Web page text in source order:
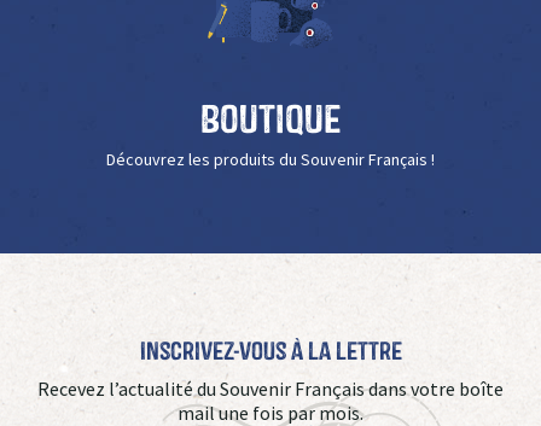
Boutique
Découvrez les produits du Souvenir Français !
Inscrivez-vous à La Lettre
Recevez l’actualité du Souvenir Français dans votre boîte
mail une fois par mois.